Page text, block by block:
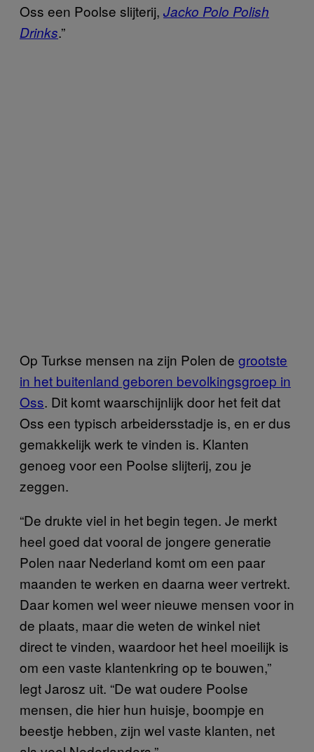
Oss een Poolse slijterij, Jacko Polo Polish
Drinks.”
Op Turkse mensen na zijn Polen de grootste
in het buitenland geboren bevolkingsgroep in
Oss. Dit komt waarschijnlijk door het feit dat
Oss een typisch arbeidersstadje is, en er dus
gemakkelijk werk te vinden is. Klanten
genoeg voor een Poolse slijterij, zou je
zeggen.
“De drukte viel in het begin tegen. Je merkt
heel goed dat vooral de jongere generatie
Polen naar Nederland komt om een paar
maanden te werken en daarna weer vertrekt.
Daar komen wel weer nieuwe mensen voor in
de plaats, maar die weten de winkel niet
direct te vinden, waardoor het heel moeilijk is
om een vaste klantenkring op te bouwen,”
legt Jarosz uit. “De wat oudere Poolse
mensen, die hier hun huisje, boompje en
beestje hebben, zijn wel vaste klanten, net